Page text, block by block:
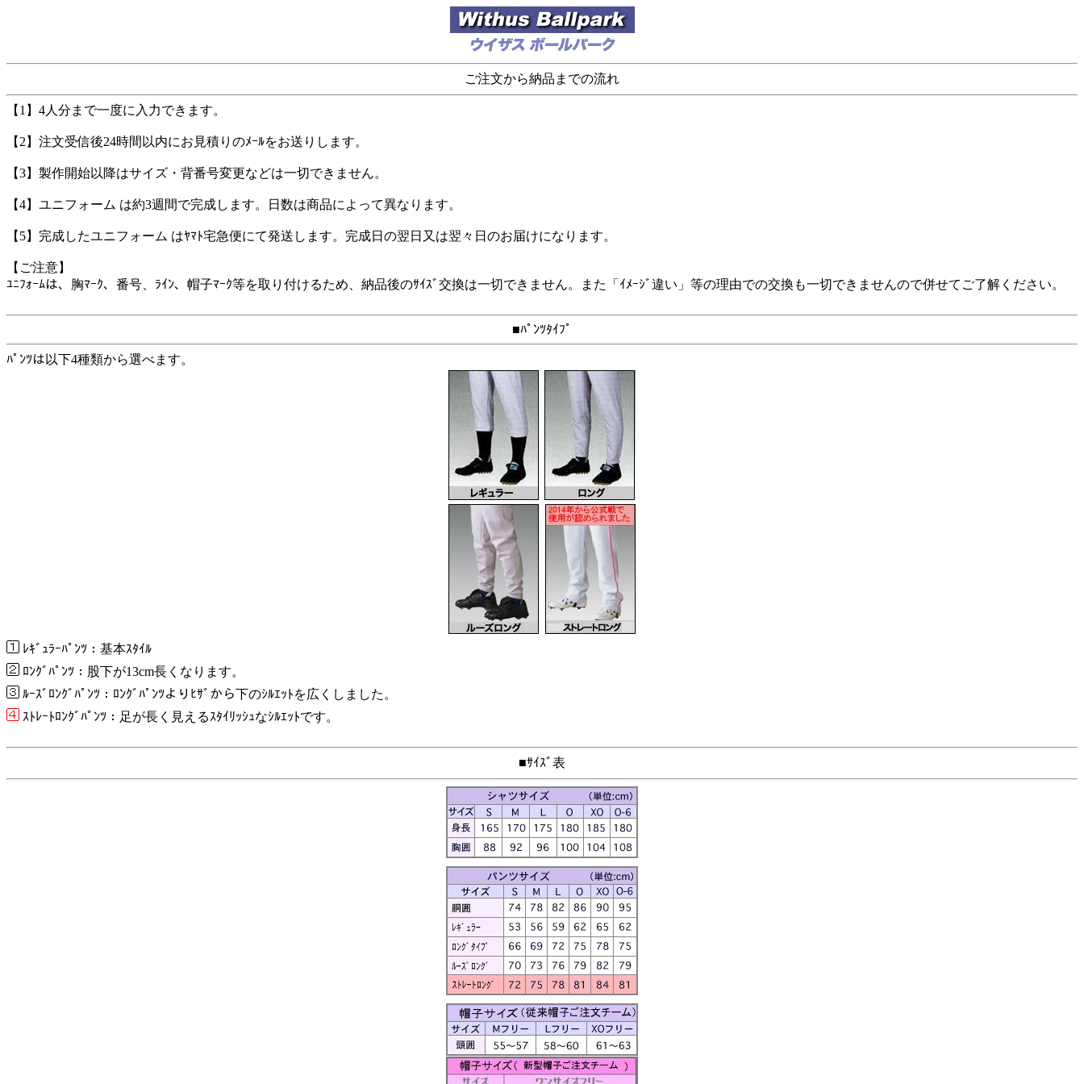
ご注文から納品までの流れ
【1】4人分まで一度に入力できます。
【2】注文受信後24時間以内にお見積りのﾒｰﾙをお送りします。
【3】製作開始以降はサイズ・背番号変更などは一切できません。
【4】ユニフォーム は約3週間で完成します。日数は商品によって異なります。
【5】完成したユニフォーム はﾔﾏﾄ宅急便にて発送します。完成日の翌日又は翌々日のお届けになります。
【ご注意】
ﾕﾆﾌｫｰﾑは、胸ﾏｰｸ、番号、ﾗｲﾝ、帽子ﾏｰｸ等を取り付けるため、納品後のｻｲｽﾞ交換は一切できません。また「ｲﾒｰｼﾞ違い」等の理由での交換も一切できませんので併せてご了解ください。
■ﾊﾟﾝﾂﾀｲﾌﾟ
ﾊﾟﾝﾂは以下4種類から選べます。
ﾚｷﾞｭﾗｰﾊﾟﾝﾂ：基本ｽﾀｲﾙ
ﾛﾝｸﾞﾊﾟﾝﾂ：股下が13cm長くなります。
ﾙｰｽﾞﾛﾝｸﾞﾊﾟﾝﾂ：ﾛﾝｸﾞﾊﾟﾝﾂよりﾋｻﾞから下のｼﾙｴｯﾄを広くしました。
ｽﾄﾚｰﾄﾛﾝｸﾞﾊﾟﾝﾂ：足が長く見えるｽﾀｲﾘｯｼｭなｼﾙｴｯﾄです。
■ｻｲｽﾞ表